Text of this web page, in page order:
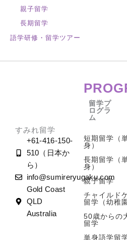
親子留学
長期留学
語学研修・留学ツアー
すみれ留学
+61-416-150-
510（日本か
ら）
info@sumireryugaku.com
Gold Coast
QLD
Australia
留学プ
ログラ
ム
短期留学（
身）
長期留学（
身）
親子留学
チャイルド
留学（幼稚園
50歳からの
留学
単身語学留